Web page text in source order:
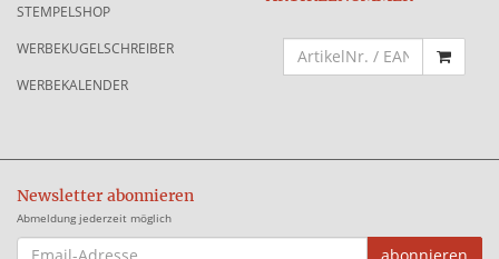
STEMPELSHOP
WERBEKUGELSCHREIBER
WERBEKALENDER
Newsletter abonnieren
Abmeldung jederzeit möglich
EMAIL-